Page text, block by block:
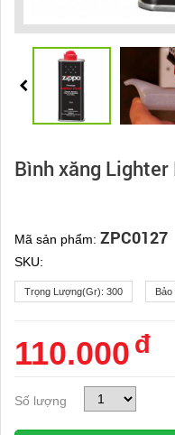
Bình xăng
Mã sản phẩm: ZPC0127
SKU:
Trọng Lượng(gr): 300 Bảo
110.000 đ
Số lượng